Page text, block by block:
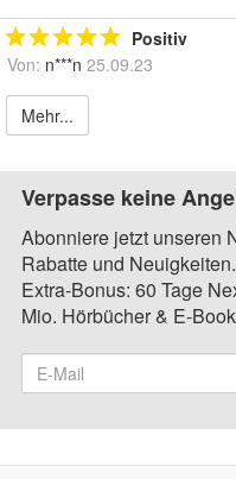
Positiv
Von: n***n 25.09.23
Mehr...
Verpasse keine
Abonniere jetzt unseren
Rabatte und Neuigkeiten.
Extra-Bonus: 60 Tage
Mio. Hörbücher & E-